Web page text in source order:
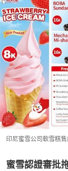
印尼蜜雪公司軟雪糕
蜜雪認證審批